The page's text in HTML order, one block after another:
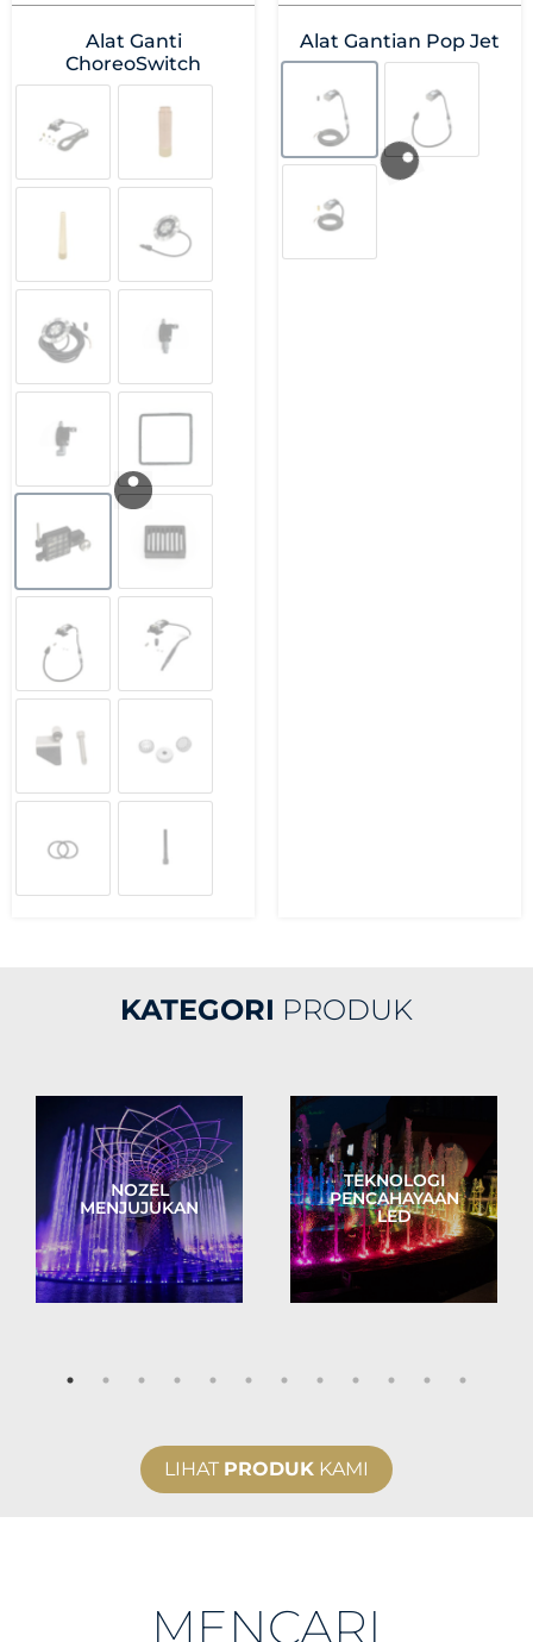
Alat Ganti
ChoreoSwitch
Alat Gantian Pop Jet
KATEGORI PRODUK
NOZEL
MENJUJUKAN
TEKNOLOGI
PENCAHAYAAN
LED
LIHAT PRODUK KAMI
MENCARI